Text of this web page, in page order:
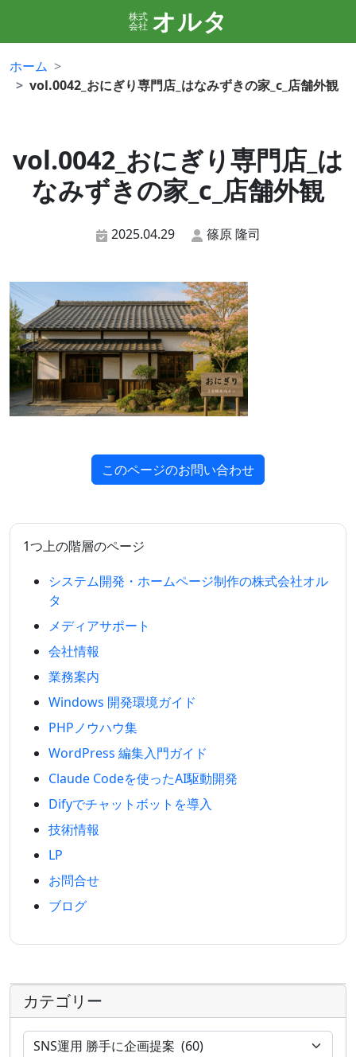
株式
会社 オルタ
ホーム
vol.0042_おにぎり専門店_はなみずきの家_c_店舗外観
vol.0042_おにぎり専門店_は
なみずきの家_c_店舗外観
2025.04.29 篠原 隆司
このページのお問い合わせ
1つ上の階層のページ
システム開発・ホームページ制作の株式会社オル
タ
メディアサポート
会社情報
業務案内
Windows 開発環境ガイド
PHPノウハウ集
WordPress 編集入門ガイド
Claude Codeを使ったAI駆動開発
Difyでチャットボットを導入
技術情報
LP
お問合せ
ブログ
カテゴリー